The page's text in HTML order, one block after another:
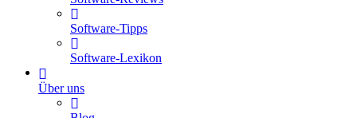
Software-Tipps
Software-Lexikon
Über uns